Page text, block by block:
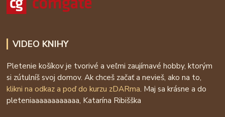
VIDEO KNIHY
Pletenie košíkov je tvorivé a veľmi zaujímavé hobby, ktorým
si zútulníš svoj domov. Ak chceš začať a nevieš, ako na to,
klikni na odkaz a poď do kurzu zDARma. Maj sa krásne a do
pleteniaaaaaaaaaaaa, Katarína Ribišška